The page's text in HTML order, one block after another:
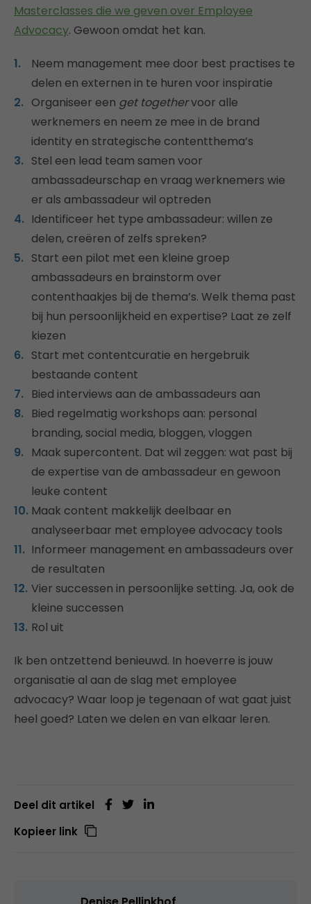
Masterclasses die we geven over Employee
Advocacy. Gewoon omdat het kan.
Neem management mee door best practises te
delen en externen in te huren voor inspiratie
Organiseer een get togethervoor alle
werknemers en neem ze mee in de brand
identity en strategische contentthema’s
Stel een lead team samen voor
ambassadeurschap en vraag werknemers wie
er als ambassadeur wil optreden
Identificeer het type ambassadeur: willen ze
delen, creëren of zelfs spreken?
Start een pilot met een kleine groep
ambassadeurs en brainstorm over
contenthaakjes bij de thema’s. Welk thema past
bij hun persoonlijkheid en expertise? Laat ze zelf
kiezen
Start met contentcuratie en hergebruik
bestaande content
Bied interviews aan de ambassadeurs aan
Bied regelmatig workshops aan: personal
branding, social media, bloggen, vloggen
Maak supercontent. Dat wil zeggen: wat past bij
de expertise van de ambassadeur en gewoon
leuke content
Maak content makkelijk deelbaar en
analyseerbaar met employee advocacy tools
Informeer management en ambassadeurs over
de resultaten
Vier successen in persoonlijke setting. Ja, ook de
kleine successen
Rol uit
Ik ben ontzettend benieuwd. In hoeverre is jouw
organisatie al aan de slag met employee
advocacy? Waar loop je tegenaan of wat gaat juist
heel goed? Laten we delen en van elkaar leren.
Deel dit artikel
Kopieer link